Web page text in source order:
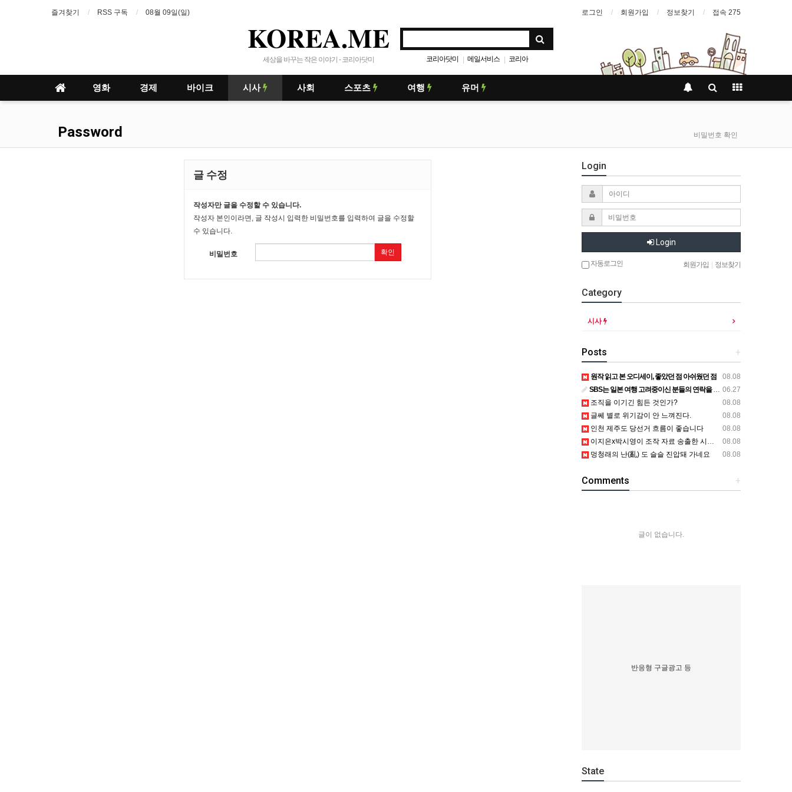
즐겨찾기 RSS 구독 08월 09일(일) 로그인 회원가입 정보찾기 접속 275
KOREA.ME
세상을 바꾸는 작은 이야기 - 코리아닷미 코리아닷미 | 메일서비스 | 코리아
영화 경제 바이크 시사 사회 스포츠 여행 유머
Password 비밀번호 확인
글 수정
작성자만 글을 수정할 수 있습니다.
작성자 본인이라면, 글 작성시 입력한 비밀번호를 입력하여 글을 수정할
수 있습니다.
비밀번호 확인
Login
Login
자동로그인 회원가입 정보찾기
Category
시사
+
Posts
08.08
원작 읽고 본 오디세이, 좋았던 점 아쉬웠던 점
06.27
SBS는 일본 여행 고려중이신 분들의 연락을 기다립니다.
08.08
조직을 이기긴 힘든 것인가?
08.08
글쎄 별로 위기감이 안 느껴진다.
08.08
인천 제주도 당선거 흐름이 좋습니다
08.08
이지은x박시영이 조작 자료 송출한 시사타파 채널 상태
08.08
멍청래의 난(亂) 도 슬슬 진압돼 가네요
+
Comments
글이 없습니다.
반응형 구글광고 등
State